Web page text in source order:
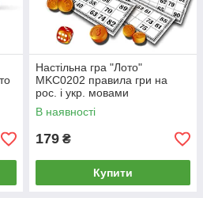
Настільна гра "Лото"
MKC0202 правила гри на
рос. і укр. мовами
В наявності
179 ₴
Купити